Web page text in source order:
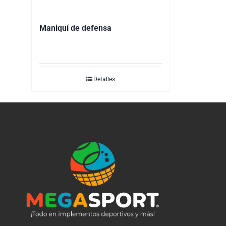
Maniquí de defensa
Detalles